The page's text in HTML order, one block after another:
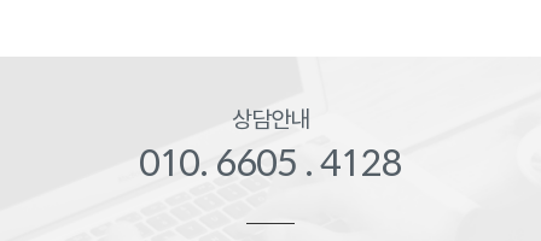
상담안내
010. 6605 . 4128